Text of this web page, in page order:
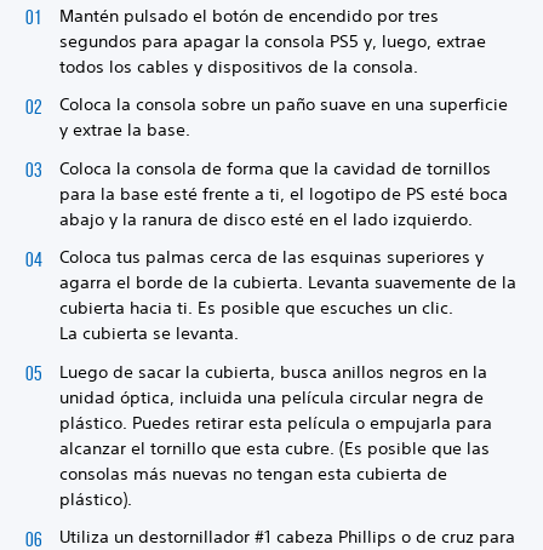
Mantén pulsado el botón de encendido por tres
segundos para apagar la consola PS5 y, luego, extrae
todos los cables y dispositivos de la consola.
Coloca la consola sobre un paño suave en una superficie
y extrae la base.
Coloca la consola de forma que la cavidad de tornillos
para la base esté frente a ti, el logotipo de PS esté boca
abajo y la ranura de disco esté en el lado izquierdo.
Coloca tus palmas cerca de las esquinas superiores y
agarra el borde de la cubierta. Levanta suavemente de la
cubierta hacia ti. Es posible que escuches un clic.
La cubierta se levanta.
Luego de sacar la cubierta, busca anillos negros en la
unidad óptica, incluida una película circular negra de
plástico. Puedes retirar esta película o empujarla para
alcanzar el tornillo que esta cubre. (Es posible que las
consolas más nuevas no tengan esta cubierta de
plástico).
Utiliza un destornillador #1 cabeza Phillips o de cruz para